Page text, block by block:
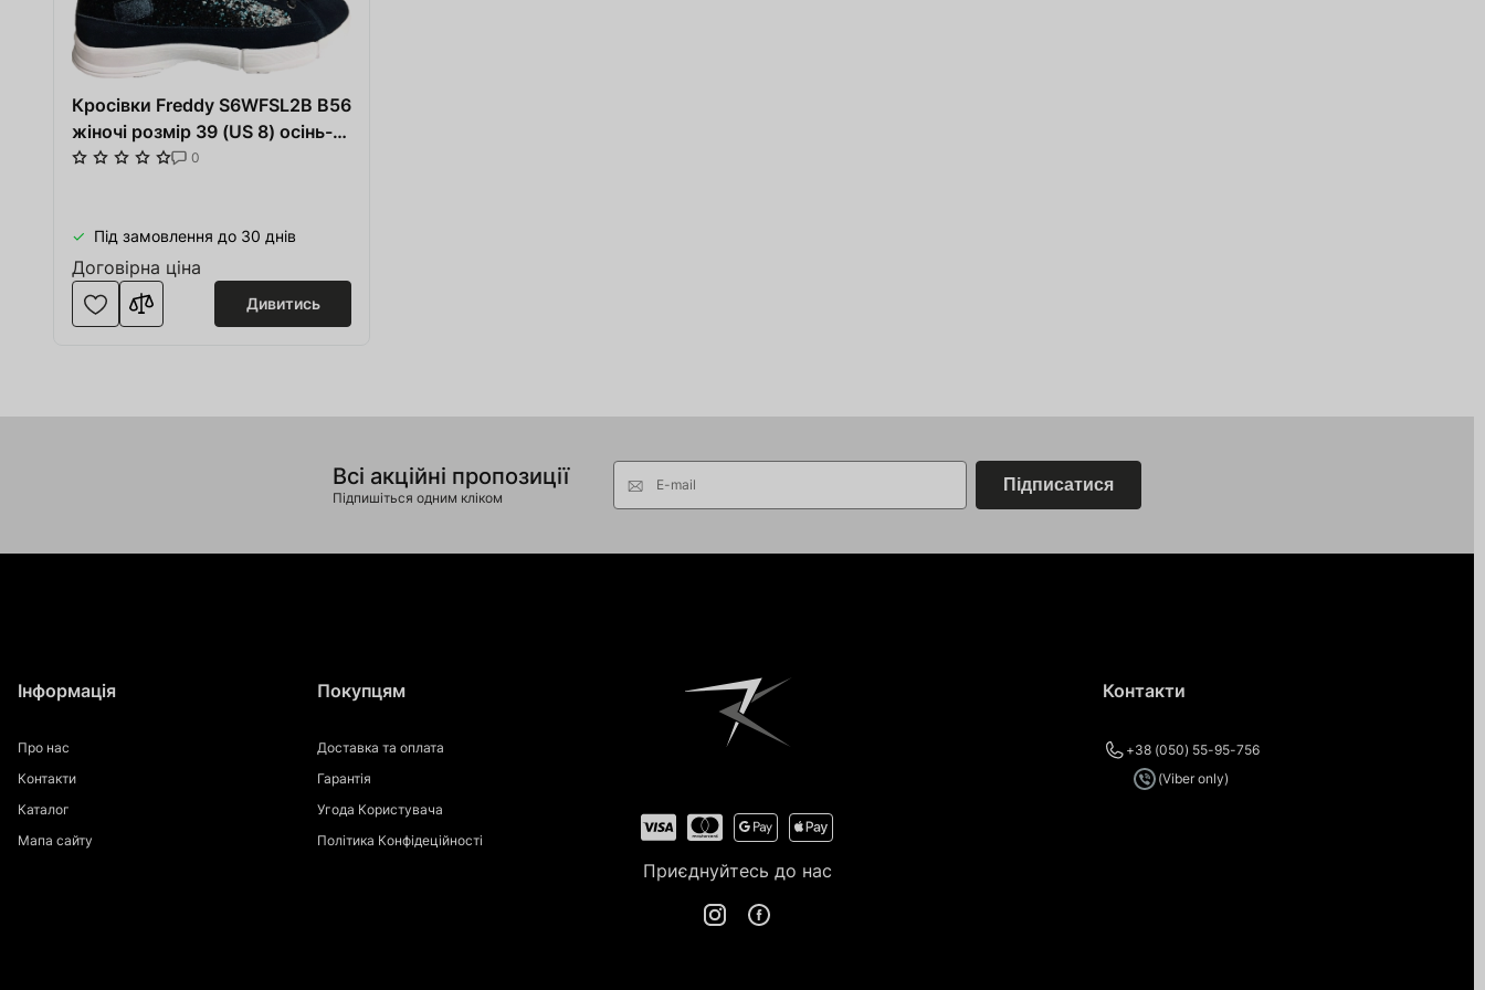
Кросівки Freddy S6WFSL2B B56
жіночі розмір 39 (US 8) осінь-
зима сині/білі0
Під замовлення до 30 днів
Договірна ціна
Дивитись
Всі акційні пропозиції
Підпишіться одним кліком
E-mail Підписатися
Приєднуйтесь до нас
Інформація
Про нас
Контакти
Каталог
Мапа сайту
Покупцям
Доставка та оплата
Гарантія
Угода Користувача
Політика Конфідеційності
Контакти
+38 (050) 55-95-756
(Viber only)